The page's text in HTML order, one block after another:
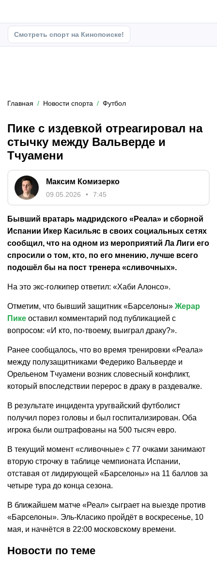
Смотреть спорт на Кинопоиске!
Главная Новости спорта Футбол
Пике с издевкой отреагировал на
стычку между Вальверде и
Тчуамени
Максим Комизерко
09.05.2026 7:45
Бывший вратарь мадридского «Реала» и сборной
Испании Икер Касильяс в своих социальных сетях
сообщил, что на одном из мероприятий Ла Лиги его
спросили о том, кто, по его мнению, лучше всего
подошёл бы на пост тренера «сливочных».
На это экс-голкипер ответил: «Хаби Алонсо».
Отметим, что бывший защитник «Барселоны» Жерар
Пике оставил комментарий под публикацией с
вопросом: «И кто, по-твоему, выиграл драку?».
Ранее сообщалось, что во время тренировки «Реала»
между полузащитниками Федерико Вальверде и
Орельеном Тчуамени возник словесный конфликт,
который впоследствии перерос в драку в раздевалке.
В результате инцидента уругвайский футболист
получил порез головы и был госпитализирован. Оба
игрока были оштрафованы на 500 тысяч евро.
В текущий момент «сливочные» с 77 очками занимают
вторую строчку в таблице чемпионата Испании,
отставая от лидирующей «Барселоны» на 11 баллов за
четыре тура до конца сезона.
В ближайшем матче «Реал» сыграет на выезде против
«Барселоны». Эль-Класико пройдёт в воскресенье, 10
мая, и начнётся в 22:00 московскому времени.
Новости по теме